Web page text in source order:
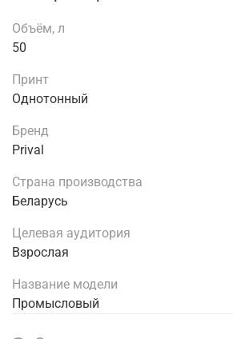
Объём, л
50
Принт
Однотонный
Бренд
Prival
Страна производства
Беларусь
Целевая аудитория
Взрослая
Название модели
Промысловый